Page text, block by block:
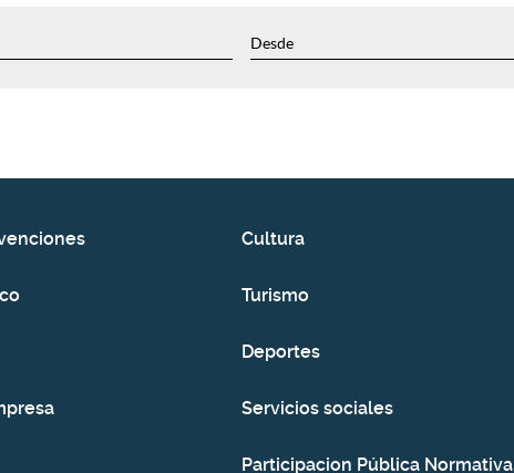
Cultura
Turismo
Deportes
Servicios sociales
Participacion Pública Normativa